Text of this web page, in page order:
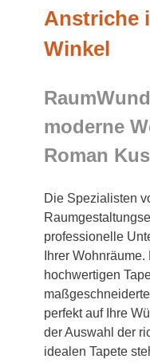
Anstriche
Winkel
moderne
Roman
Die Spezialisten
professionelle
Ihrer
hochwertigen
perfekt auf Ihre
der Auswahl der
idealen Tapete